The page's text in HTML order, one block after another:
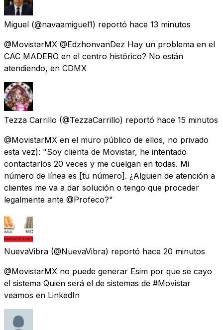
Miguel (@navaamiguel1) reportó hace 13 minutos
@MovistarMX @EdzhonvanDez Hay un problema en el
CAC MADERO en el centro histórico? No están
atendiendo, en CDMX
Tezza Carrillo (@TezzaCarrillo) reportó hace 15 minutos
@MovistarMX en el muro público de ellos, no privado
esta vez): "Soy clienta de Movistar, he intentado
contactarlos 20 veces y me cuelgan en todas. Mi
número de línea es [tu número]. ¿Alguien de atención a
clientes me va a dar solución o tengo que proceder
legalmente ante @Profeco?"
NuevaVibra (@NuevaVibra) reportó hace 20 minutos
@MovistarMX no puede generar Esim por que se cayo
el sistema Quien será el de sistemas de #Movistar
veamos en LinkedIn